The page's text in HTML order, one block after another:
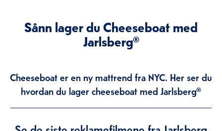
Sånn lager du Cheeseboat med
Jarlsberg®
Cheeseboat er en ny mattrend fra NYC. Her ser du
hvordan du lager cheeseboat med Jarlsberg®